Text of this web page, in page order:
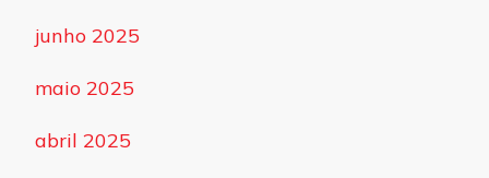
junho 2025
maio 2025
abril 2025